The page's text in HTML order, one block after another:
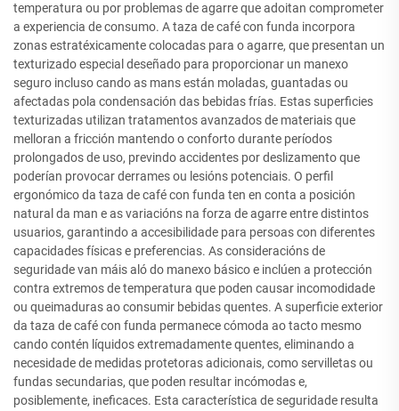
temperatura ou por problemas de agarre que adoitan comprometer
a experiencia de consumo. A taza de café con funda incorpora
zonas estratéxicamente colocadas para o agarre, que presentan un
texturizado especial deseñado para proporcionar un manexo
seguro incluso cando as mans están moladas, guantadas ou
afectadas pola condensación das bebidas frías. Estas superficies
texturizadas utilizan tratamentos avanzados de materiais que
melloran a fricción mantendo o conforto durante períodos
prolongados de uso, previndo accidentes por deslizamento que
poderían provocar derrames ou lesións potenciais. O perfil
ergonómico da taza de café con funda ten en conta a posición
natural da man e as variacións na forza de agarre entre distintos
usuarios, garantindo a accesibilidade para persoas con diferentes
capacidades físicas e preferencias. As consideracións de
seguridade van máis aló do manexo básico e inclúen a protección
contra extremos de temperatura que poden causar incomodidade
ou queimaduras ao consumir bebidas quentes. A superficie exterior
da taza de café con funda permanece cómoda ao tacto mesmo
cando contén líquidos extremadamente quentes, eliminando a
necesidade de medidas protetoras adicionais, como servilletas ou
fundas secundarias, que poden resultar incómodas e,
posiblemente, ineficaces. Esta característica de seguridade resulta